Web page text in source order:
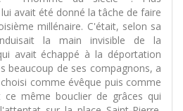
avait été donné la tâche de faire
millénaire. C'était, selon sa
la main invisible de la
avait échappé à la déportation
beaucoup de ses compagnons, a
comme évêque puis comme
ce même bouclier de grâces qui